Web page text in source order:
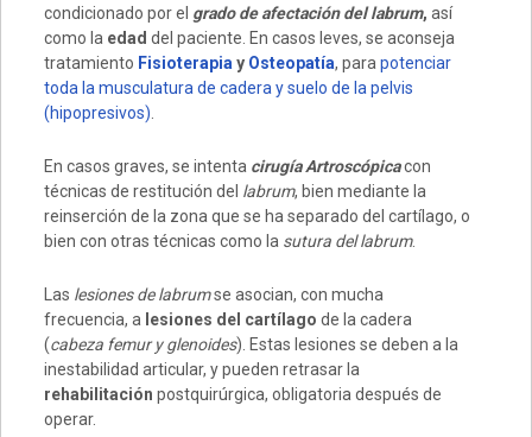
condicionado por el grado de afectación del labrum, así
como la edad del paciente. En casos leves, se aconseja
tratamiento Fisioterapiay Osteopatía, parapotenciar
toda la musculatura de cadera y suelo de la pelvis
(hipopresivos).
En casos graves, se intenta cirugía Artroscópica con
técnicas de restitución del labrum, bien mediante la
reinserción de la zona que se ha separado del cartílago, o
bien con otras técnicas como la sutura del labrum.
Las lesiones de labrumse asocian, con mucha
frecuencia, a lesiones del cartílago de la cadera
(cabeza femur y glenoides). Estas lesiones se deben a la
inestabilidad articular, y pueden retrasar la
rehabilitación postquirúrgica, obligatoria después de
operar.